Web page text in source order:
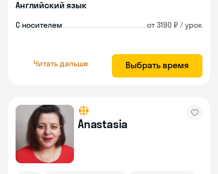
Английский язык
С носителем от 3190 ₽ / урок
Читать дальше Выбрать время
Anastasia